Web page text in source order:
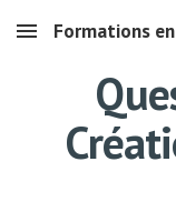
Skip to main content